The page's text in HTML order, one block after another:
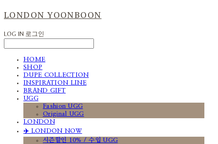
LONDON YOONBOON
LOG IN 로그인
HOME
SHOP
DUPE COLLECTION
INSPIRATION LINE
BRAND GIFT
UGG
Fashion UGG
Original UGG
LONDON
✈️ LONDON NOW
시즌할인 10% / 수입 UGG